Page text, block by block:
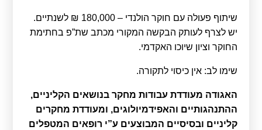
שיתוף פעולה עם חוקר הולנדי – 180,000 ₪ לשנתיים.
יש לצרף לעותק הבקשה המקורי מכתב שת”פ בחתימת
החוקר וציון שיוכו האקדמי.
שימו לב: אין כיסוי לתקורה.
האגודה מעודדת עבודות מחקר בנושאים הקליניים,
ההתנהגותיים והאפידמיולוגים, ומעודדת מחקרים
קליניים ובסיסיים המבוצעים ע”י רופאים המטפלים